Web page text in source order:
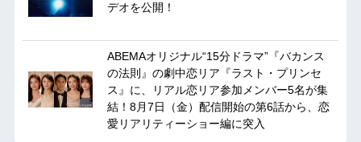
デオを公開！
ABEMAオリジナル“15分ドラマ”『バカンス
の法則』の劇中恋リア『ラスト・プリンセ
ス』に、リアル恋リア参加メンバー5名が集
結！8月7日（金）配信開始の第6話から、恋
愛リアリティーショー編に突入